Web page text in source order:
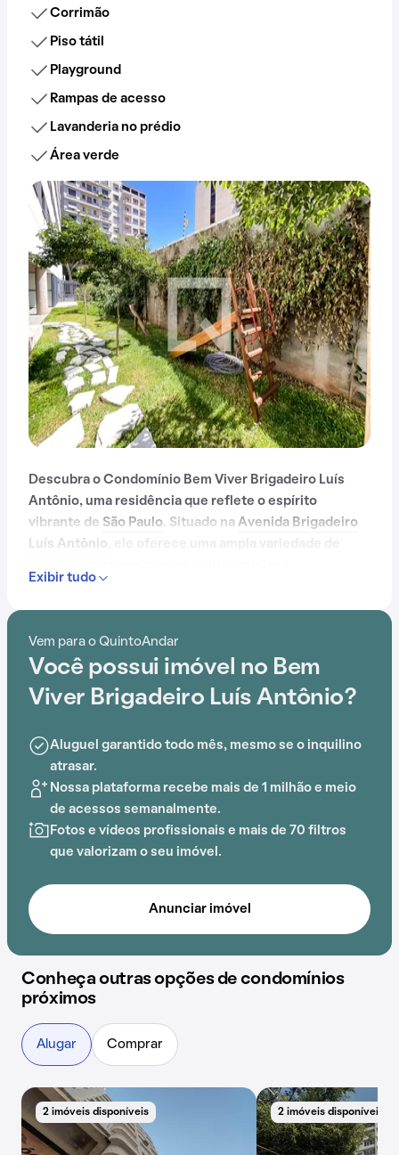
Corrimão
Piso tátil
Playground
Rampas de acesso
Lavanderia no prédio
Área verde
Descubra o Condomínio Bem Viver Brigadeiro Luís
Antônio, uma residência que reflete o espírito
vibrante de São Paulo. Situado na Avenida Brigadeiro
Luís Antônio
Com portaria 24 horas, elevador, salão de festas,
Viver Brigadeiro Luís Antônio é ideal para quem busca
conforto e entretenimento.
Direito, ETAPA - São Joaquim, Colégio Adventista da
Liberdade e
a essa experiência.
Exibir tudo
Vem para o QuintoAndar
Você possui imóvel no Bem
Viver Brigadeiro Luís Antônio?
Aluguel garantido todo mês, mesmo se o inquilino
atrasar.
Nossa plataforma recebe mais de 1 milhão e meio
de acessos semanalmente.
Fotos e vídeos profissionais e mais de 70 filtros
que valorizam o seu imóvel.
Anunciar imóvel
Conheça outras opções de condomínios
próximos
Alugar Comprar
2 imóveis disponíveis 2 imóveis disponíveis